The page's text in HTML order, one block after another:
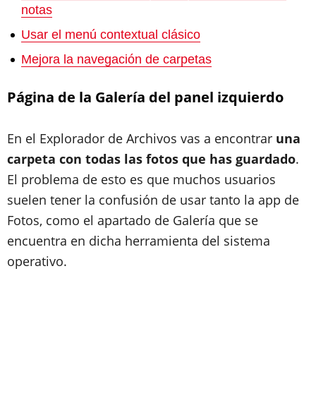
notas
Usar el menú contextual clásico
Mejora la navegación de carpetas
Página de la Galería del panel izquierdo
En el Explorador de Archivos vas a encontrar una
carpeta con todas las fotos que has guardado.
El problema de esto es que muchos usuarios
suelen tener la confusión de usar tanto la app de
Fotos, como el apartado de Galería que se
encuentra en dicha herramienta del sistema
operativo.